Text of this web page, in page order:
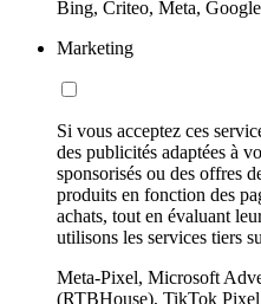
Bing, Criteo, Meta,
Marketing
Si vous acceptez ces
des publicités adaptées à
sponsorisés ou des offres
produits en fonction des
achats, tout en évaluant
utilisons les services tiers
Meta-Pixel, Microsoft
(RTBHouse), TikTok